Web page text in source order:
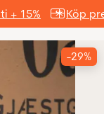
+ 15% Köp
-29%